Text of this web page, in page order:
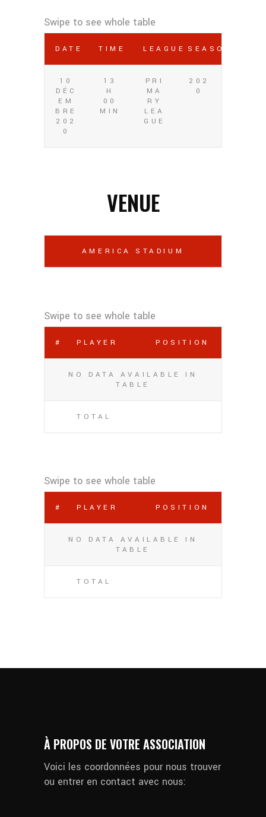
DATE TIME LEAGUE SEASON
10
DÉC
EM
BRE
202
0
13
H
00
MIN
PRI
MA
RY
LEA
GUE
202
0
VENUE
AMERICA STADIUM
# PLAYER POSITION
NO DATA AVAILABLE IN
TABLE
TOTAL
# PLAYER POSITION
NO DATA AVAILABLE IN
TABLE
TOTAL
À PROPOS DE VOTRE ASSOCIATION
Voici les coordonnées pour nous trouver
ou entrer en contact avec nous: